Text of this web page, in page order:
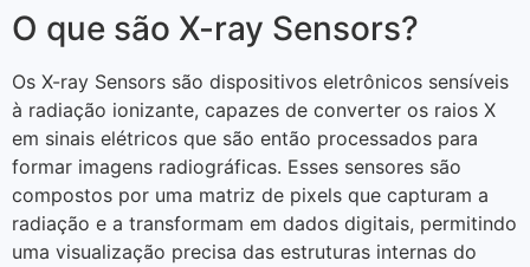
O que são X-ray Sensors?
Os X-ray Sensors são dispositivos eletrônicos sensíveis
à radiação ionizante, capazes de converter os raios X
em sinais elétricos que são então processados para
formar imagens radiográficas. Esses sensores são
compostos por uma matriz de pixels que capturam a
radiação e a transformam em dados digitais, permitindo
uma visualização precisa das estruturas internas do